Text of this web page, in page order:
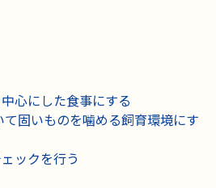
心にした食事にする
固いものを噛める飼育環境にす
ックを行う